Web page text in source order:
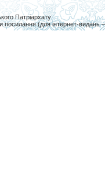
Патріархату
посилання (для інтернет-видань